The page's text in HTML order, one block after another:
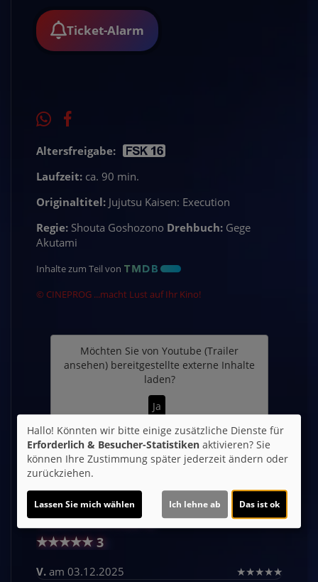
Ticket-Alarm
Altersfreigabe:
Laufzeit: ca. 90 min.
Originaltitel: Jujutsu Kaisen: Execution
Regie: Shouta Goshozono Drehbuch: Gege
Akutami
Inhalte zum Teil von
© CINEPROG ...macht Lust auf Ihr Kino!
Möchten Sie von Youtube (Trailer
ansehen) bereitgestellte externe Inhalte
laden?
Ja
Trailer 2 | Trailer-FSK: 12
Kommentare
★★★★★ 3
V. am 03.12.2025 ★★★★★
Hallo! Könnten wir bitte einige zusätzliche Dienste für
Erforderlich & Besucher-Statistiken aktivieren? Sie
können Ihre Zustimmung später jederzeit ändern oder
zurückziehen.
Lassen Sie mich wählen Ich lehne ab Das ist ok